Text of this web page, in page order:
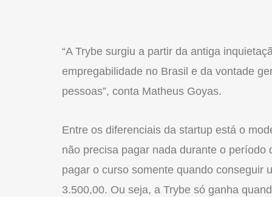
“A Trybe surgiu a partir da antiga
empregabilidade no Brasil e da vontade
pessoas”, conta Matheus Goyas.
Entre os diferenciais da startup está o
não precisa pagar nada durante o
pagar o curso somente quando conseguir
3.500,00. Ou seja, a Trybe só ganha